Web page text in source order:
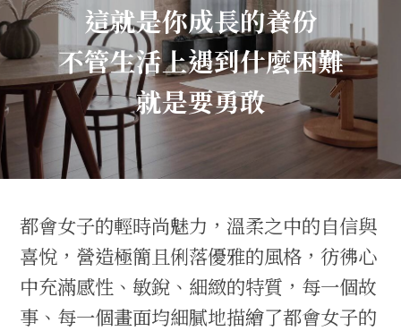
這就是你成長的養份
不管生活上遇到什麼困難
就是要勇敢
都會女子的輕時尚魅力，溫柔之中的自信與
喜悅，營造極簡且俐落優雅的風格，彷彿心
中充滿感性、敏銳、細緻的特質，每一個故
事、每一個畫面均細膩地描繪了都會女子的